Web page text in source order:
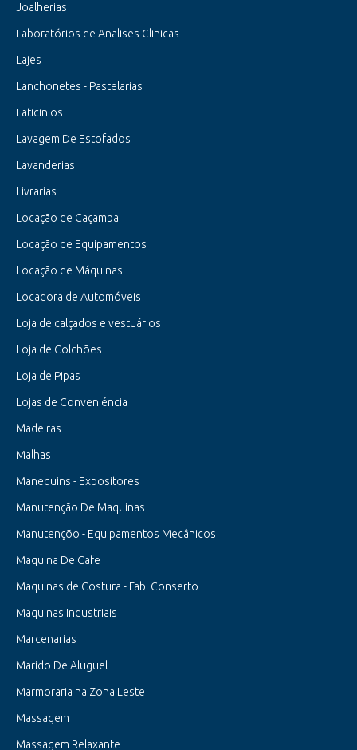
Joalherias
Laboratórios de Analises Clinicas
Lajes
Lanchonetes - Pastelarias
Laticinios
Lavagem De Estofados
Lavanderias
Livrarias
Locação de Caçamba
Locação de Equipamentos
Locação de Máquinas
Locadora de Automóveis
Loja de calçados e vestuários
Loja de Colchões
Loja de Pipas
Lojas de Conveniéncia
Madeiras
Malhas
Manequins - Expositores
Manutenção De Maquinas
Manutençõo - Equipamentos Mecânicos
Maquina De Cafe
Maquinas de Costura - Fab. Conserto
Maquinas Industriais
Marcenarias
Marido De Aluguel
Marmoraria na Zona Leste
Massagem
Massagem Relaxante